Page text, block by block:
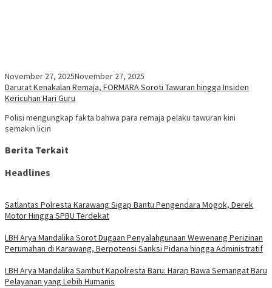
November 27, 2025November 27, 2025
Darurat Kenakalan Remaja, FORMARA Soroti Tawuran hingga Insiden
Kericuhan Hari Guru
Polisi mengungkap fakta bahwa para remaja pelaku tawuran kini
semakin licin
Berita Terkait
Headlines
Satlantas Polresta Karawang Sigap Bantu Pengendara Mogok, Derek
Motor Hingga SPBU Terdekat
LBH Arya Mandalika Sorot Dugaan Penyalahgunaan Wewenang Perizinan
Perumahan di Karawang, Berpotensi Sanksi Pidana hingga Administratif
LBH Arya Mandalika Sambut Kapolresta Baru: Harap Bawa Semangat Baru
Pelayanan yang Lebih Humanis